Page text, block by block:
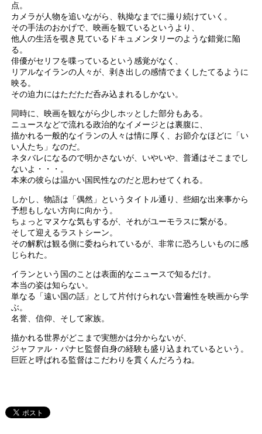
点。
カメラが人物を追いながら、執拗なまでに撮り続けていく。
その手法のおかげで、映画を観ているというより、
他人の生活を覗き見ているドキュメンタリーのような錯覚に陥
る。
俳優がセリフを喋っているという感覚がなく、
リアルなイランの人々が、剥き出しの感情でまくしたてるように
映る。
その迫力にはただただ呑み込まれるしかない。
同時に、映画を観ながら少しホッとした部分もある。
ニュースなどで流れる政治的なイメージとは裏腹に、
描かれる一般的なイランの人々は情に厚く、お節介なほどに「い
い人たち」なのだ。
ネタバレになるので明かさないが、いやいや、普通はそこまでし
ないよ・・・。
本来の彼らは温かい国民性なのだと思わせてくれる。
しかし、物語は「偶然」というタイトル通り、些細な出来事から
予想もしない方向に向かう。
ちょっとマヌケな気もするが、それがユーモラスに繋がる。
そして迎えるラストシーン。
その解釈は観る側に委ねられているが、非常に恐ろしいものに感
じられた。
イランという国のことは表面的なニュースで知るだけ。
本当の姿は知らない。
単なる「遠い国の話」として片付けられない普遍性を映画から学
ぶ。
名誉、信仰、そして家族。
描かれる世界がどこまで実態かは分からないが、
ジャファル・パナヒ監督自身の経験も盛り込まれているという。
巨匠と呼ばれる監督はこだわりを貫くんだろうね。